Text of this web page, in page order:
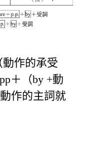
作的承受
＋（by +動
作的主詞就